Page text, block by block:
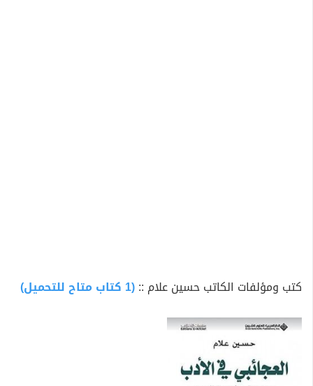
كتب ومؤلفات الكاتب حسين علام ::(1 كتاب متاح للتحميل)